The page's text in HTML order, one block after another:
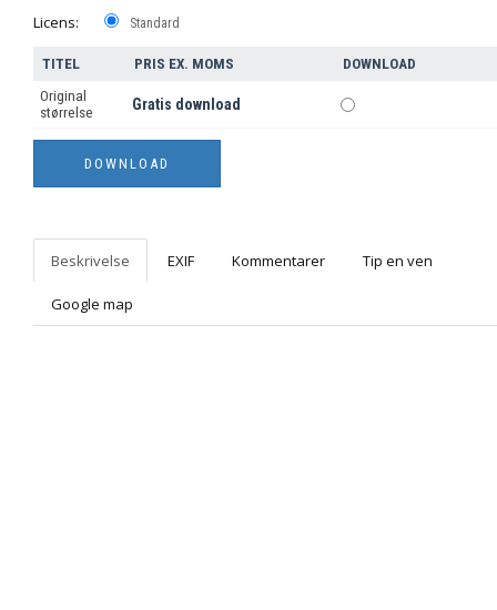
Licens: Standard
TITEL PRIS EX. MOMS
DOWNLOAD
Original
størrelse
Gratis download
Beskrivelse EXIF Kommentarer Tip en ven
Google map